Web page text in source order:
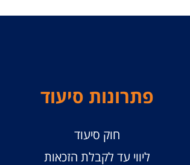
פתרונות סיעוד
חוק סיעוד
ליווי עד לקבלת הזכאות